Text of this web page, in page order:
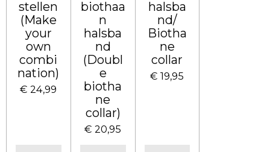
stellen
(Make
your
own
combi
nation)
€ 24,99
biothaa
n
halsba
nd
(Doubl
e
biotha
ne
collar)
€ 20,95
halsba
nd/
Biotha
ne
collar
€ 19,95